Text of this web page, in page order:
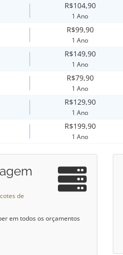
R$104,90
1 Ano
R$99,90
1 Ano
R$149,90
1 Ano
R$79,90
1 Ano
R$129,90
1 Ano
R$199,90
1 Ano
de
em todos os orçamentos